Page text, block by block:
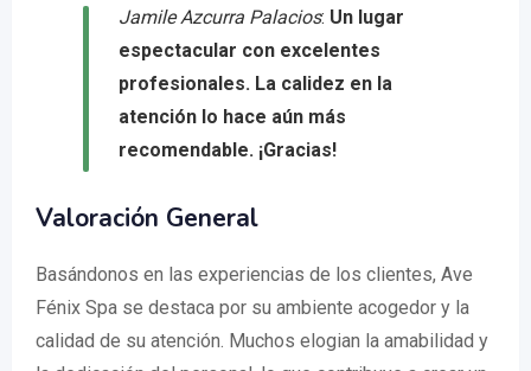
Jamile Azcurra Palacios: Un lugar
espectacular con excelentes
profesionales. La calidez en la
atención lo hace aún más
recomendable. ¡Gracias!
Valoración General
Basándonos en las experiencias de los clientes, Ave
Fénix Spa se destaca por su ambiente acogedor y la
calidad de su atención. Muchos elogian la amabilidad y